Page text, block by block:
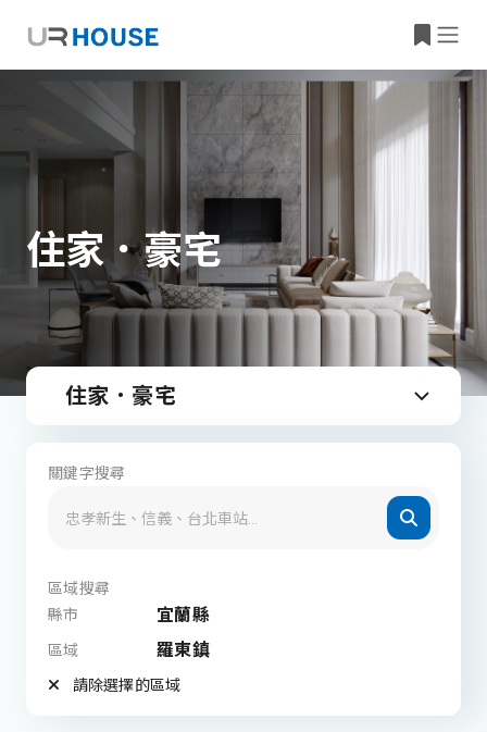
住家．豪宅
住家．豪宅
關鍵字搜尋
區域搜尋
縣市
宜蘭縣
區域 羅東鎮
請除選擇的區域